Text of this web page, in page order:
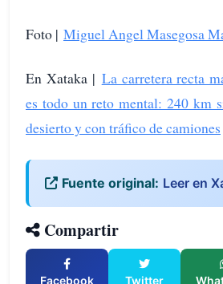
Foto | Miguel Angel Masegosa
En Xataka | La carretera recta
es todo un reto mental: 240 km
desierto y con tráfico de camiones
Fuente original: Leer en
Compartir
Facebook Twitter